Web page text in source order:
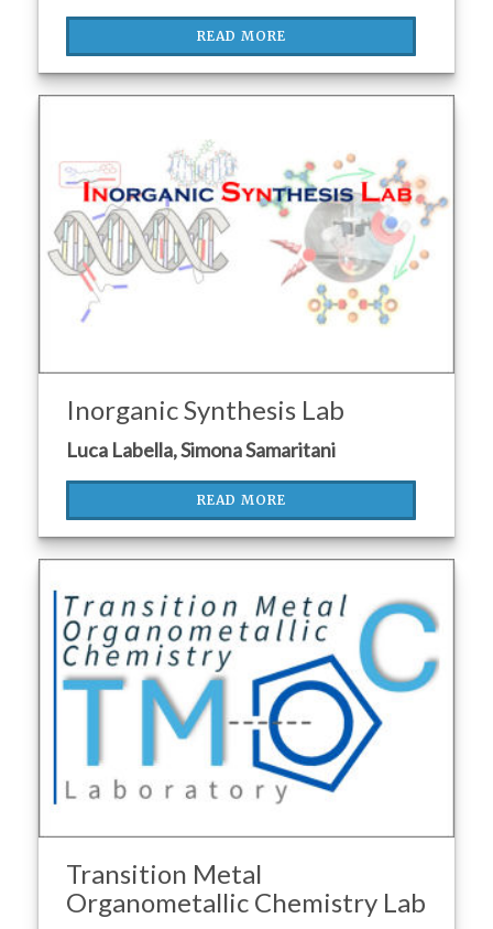
READ MORE
Inorganic Synthesis Lab
Luca Labella, Simona Samaritani
READ MORE
Transition Metal
Organometallic Chemistry Lab